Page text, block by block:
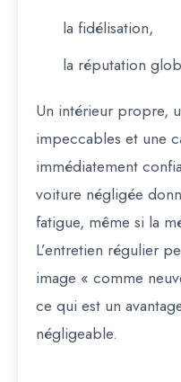
la fidélisation,
la réputation
Un intérieur propre,
impeccables et une
immédiatement
voiture négligée
fatigue, même si la
L’entretien régulier
image « comme
ce qui est un
négligeable.